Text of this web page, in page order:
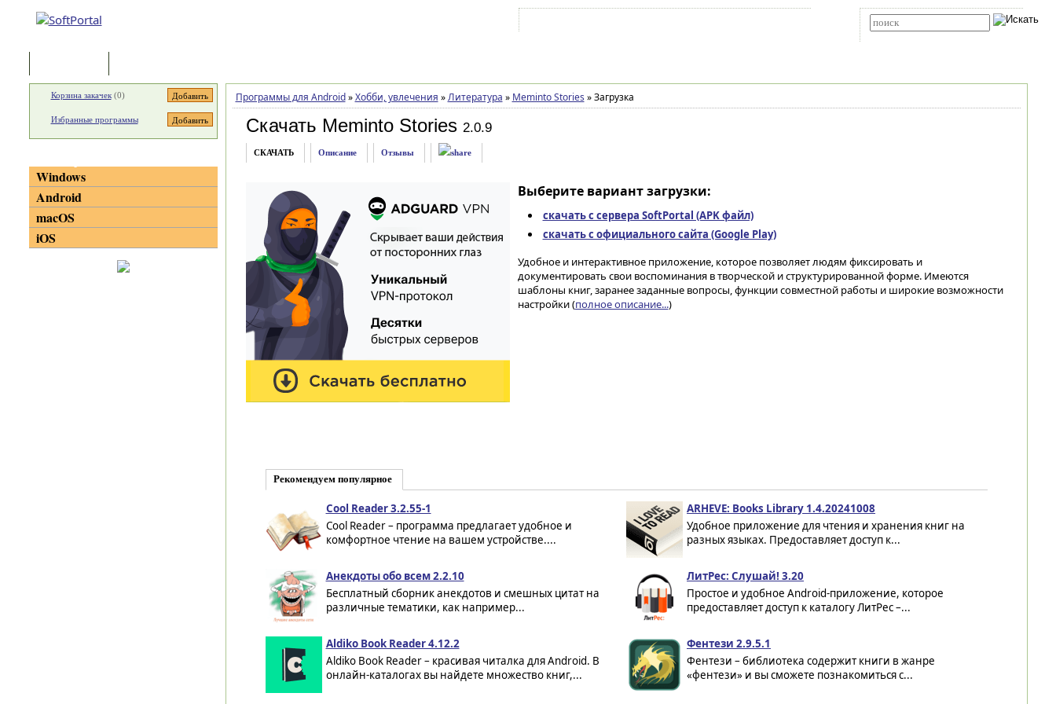
Программы для Android » Хобби, увлечения » Литература » Meminto Stories »Загрузка
Скачать Meminto Stories 2.0.9
СКАЧАТЬ Описание Отзывы
Выберите вариант загрузки:
скачать с сервера SoftPortal (APK файл)
скачать с официального сайта (Google Play)
Удобное и интерактивное приложение, которое позволяет людям фиксировать и
документировать свои воспоминания в творческой и структурированной форме. Имеются
шаблоны книг, заранее заданные вопросы, функции совместной работы и широкие возможности
настройки (полное описание...)
Рекомендуем популярное
Cool Reader 3.2.55-1
Cool Reader – программа предлагает удобное и
комфортное чтение на вашем устройстве....
ARHEVE: Books Library 1.4.20241008
Удобное приложение для чтения и хранения книг на
разных языках. Предоставляет доступ к...
Анекдоты обо всем 2.2.10
Бесплатный сборник анекдотов и смешных цитат на
различные тематики, как например...
ЛитРес: Слушай! 3.20
Простое и удобное Android-приложение, которое
предоставляет доступ к каталогу ЛитРес –...
Aldiko Book Reader 4.12.2
Aldiko Book Reader – красивая читалка для Android. В
онлайн-каталогах вы найдете множество книг,...
Фентези 2.9.5.1
Фентези – библиотека содержит книги в жанре
«фентези» и вы сможете познакомиться с...
Корзина закачек(0)
Избранные программы
Windows
Android
macOS
iOS